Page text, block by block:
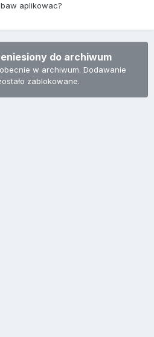
aplikowac?
do archiwum
w archiwum. Dodawanie
zablokowane.